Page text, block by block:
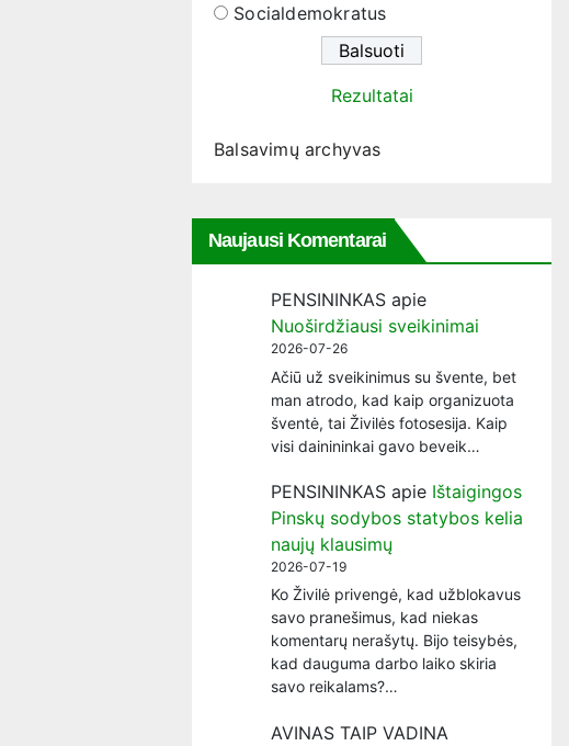
Socialdemokratus
Rezultatai
Balsavimų archyvas
Naujausi Komentarai
PENSININKAS apie
Nuoširdžiausi sveikinimai
2026-07-26
Ačiū už sveikinimus su švente, bet
man atrodo, kad kaip organizuota
šventė, tai Živilės fotosesija. Kaip
visi dainininkai gavo beveik…
PENSININKAS apie Ištaigingos
Pinskų sodybos statybos kelia
naujų klausimų
2026-07-19
Ko Živilė privengė, kad užblokavus
savo pranešimus, kad niekas
komentarų nerašytų. Bijo teisybės,
kad dauguma darbo laiko skiria
savo reikalams?…
AVINAS TAIP VADINA